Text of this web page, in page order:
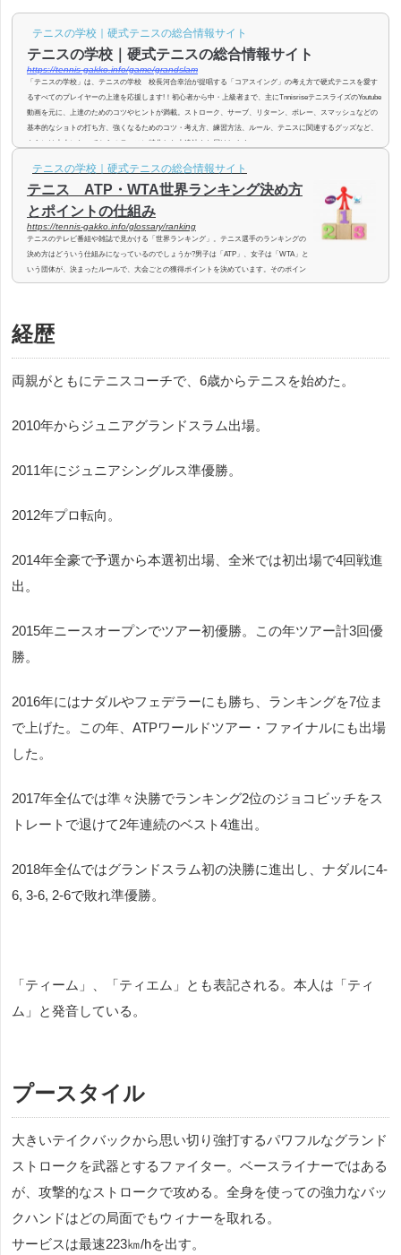
テニスの学校｜硬式テニスの総合情報サイト
テニスの学校｜硬式テニスの総合情報サイト
https://tennis-gakko.info/game/grandslam
「テニスの学校」は、テニスの学校 校長河合幸治が提唱する「コアスイング」の考え方で硬式テニスを愛す
るすべてのプレイヤーの上達を応援します!！初心者から中・上級者まで、主にTnnisriseテニスライズのYoutube
動画を元に、上達のためのコツやヒントが満載。ストローク、サーブ、リターン、ボレー、スマッシュなどの
基本的なショトの打ち方、強くなるためのコツ・考え方、練習方法、ルール、テニスに関連するグッズなど、
さらには大人になってからのテニスに特化した上達法もお届けします。
テニスの学校｜硬式テニスの総合情報サイト
テニス ATP・WTA世界ランキング決め方
とポイントの仕組み
https://tennis-gakko.info/glossary/ranking
テニスのテレビ番組や雑誌で見かける「世界ランキング」。テニス選手のランキングの
決め方はどういう仕組みになっているのでしょうか?男子は「ATP」、女子は「WTA」と
いう団体が、決まったルールで、大会ごとの獲得ポイントを決めています。そのポイン
トを足したり引いたりして、ランキングを決定し、毎週発表しています。今回はこの
イントの計算の仕組みを理解するこ...
経歴
両親がともにテニスコーチで、6歳からテニスを始めた。
2010年からジュニアグランドスラム出場。
2011年にジュニアシングルス準優勝。
2012年プロ転向。
2014年全豪で予選から本選初出場、全米では初出場で4回戦進
出。
2015年ニースオープンでツアー初優勝。この年ツアー計3回優
勝。
2016年にはナダルやフェデラーにも勝ち、ランキングを7位ま
で上げた。この年、ATPワールドツアー・ファイナルにも出場
した。
2017年全仏では準々決勝でランキング2位のジョコビッチをス
トレートで退けて2年連続のベスト4進出。
2018年全仏ではグランドスラム初の決勝に進出し、 ナダルに4-
6, 3-6, 2-6で敗れ準優勝。
「ティーム」、「ティエム」とも表記される。本人は「ティ
ム」と発音している。
プースタイル
大きいテイクバックから思い切り強打するパワフルなグランド
ストロークを武器とするファイター。ベースライナーではある
が、攻撃的なストロークで攻める。全身を使っての強力なバッ
クハンドはどの局面でもウィナーを取れる。
サービスは最速223㎞/hを出す。